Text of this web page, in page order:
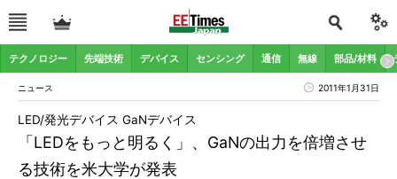
テクノロジー 先端技術 デバイス センシング 通信 無線 部品/材料
ニュース 2011年1月31日
「LEDをもっと明るく」、GaNの出力を倍増させ
る技術を米大学が発表
LED/発光デバイス GaNデバイス